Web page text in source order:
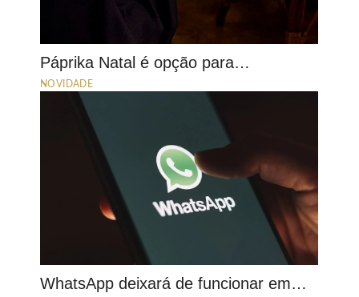
Páprika Natal é opção para…
NOVIDADE
WhatsApp deixará de funcionar em…